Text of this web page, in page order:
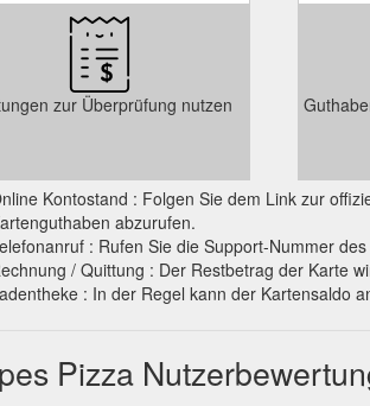
zur Überprüfung nutzen
Kontostand : Folgen Sie dem Link zur
abzurufen.
: Rufen Sie die Support-Nummer
/ Quittung : Der Restbetrag der Karte
: In der Regel kann der Kartensaldo
Pizza